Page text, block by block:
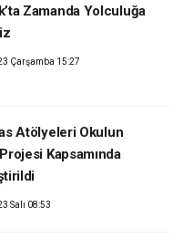
Zamanda Yolculuğa
Çarşamba 15:27
Atölyeleri Okulun
Kapsamında
Salı 08:53